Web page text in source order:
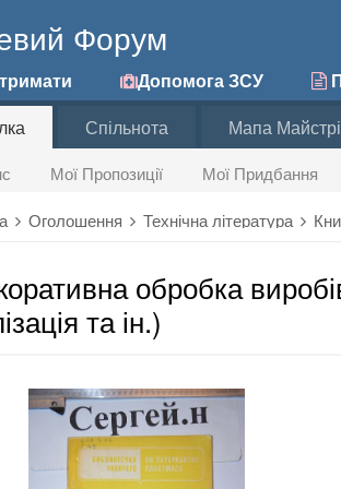
Форум
Допомога ЗСУ
Мої Пропозиції Мої Придбання
Спільнота Мапа
Оголошення Технічна література
обробка
та ін.)